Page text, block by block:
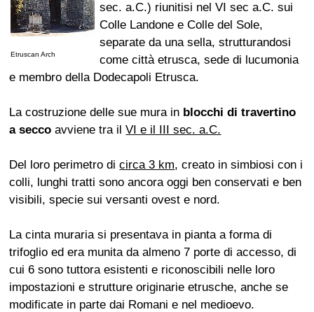
Etruscan Arch
sec. a.C.) riunitisi nel VI sec a.C. sui
Colle Landone e Colle del Sole,
separate da una sella, strutturandosi
come città etrusca, sede di lucumonia
e membro della Dodecapoli Etrusca.
La costruzione delle sue mura in blocchi di travertino
a secco avviene tra ilVI e il III sec. a.C.
Del loro perimetro dicirca 3 km, creato in simbiosi con i
colli, lunghi tratti sono ancora oggi ben conservati e ben
visibili, specie sui versanti ovest e nord.
La cinta muraria si presentava in pianta a forma di
trifoglio ed era munita da almeno 7 porte di accesso, di
cui 6 sono tuttora esistenti e riconoscibili nelle loro
impostazioni e strutture originarie etrusche, anche se
modificate in parte dai Romani e nel medioevo.